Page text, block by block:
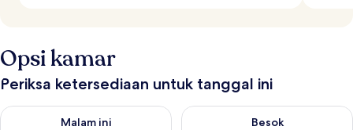
Opsi kamar
Periksa ketersediaan untuk tanggal ini
Malam ini
Periksa ketersediaan untuk malam ini Agu 8 - Agu 9
Besok
Periksa ketersediaan untuk